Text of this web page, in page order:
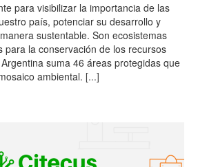
para visibilizar la importancia de las
país, potenciar su desarrollo y
sustentable. Son ecosistemas
para la conservación de los recursos
suma 46 áreas protegidas que
ambiental. [...]